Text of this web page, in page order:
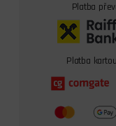
Platba
Platba